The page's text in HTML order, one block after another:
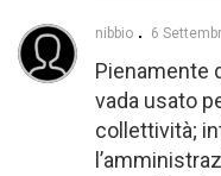
nibbio 6
Pienamente
vada usato
collettività;